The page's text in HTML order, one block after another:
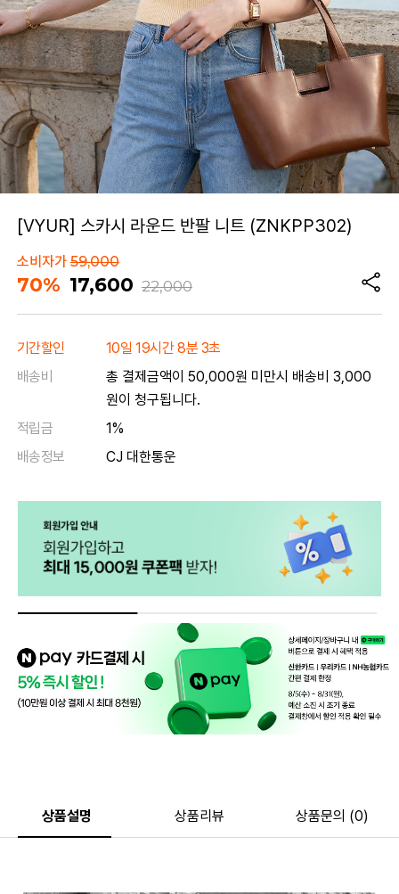
[VYUR] 스카시 라운드 반팔 니트 (ZNKPP302)
소비자가59,000
70% 17,600 22,000
기간할인
10일 19시간 8분 3초
배송비
총 결제금액이 50,000원 미만시 배송비 3,000
원이 청구됩니다.
적립금
1%
배송정보
CJ 대한통운
상품설명 상품리뷰 상품문의 (0)